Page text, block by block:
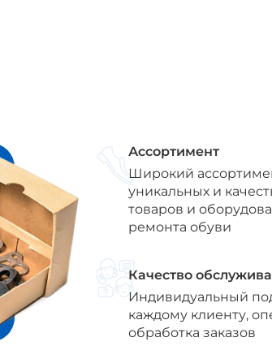
Ассортимент
Широкий
уникальных и
товаров и
ремонта обуви
Качество
Индивидуальный
каждому клиенту,
обработка заказов